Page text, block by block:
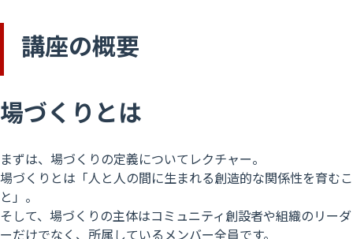
講座の概要
場づくりとは
まずは、場づくりの定義についてレクチャー。
場づくりとは「人と人の間に生まれる創造的な関係性を育むこ
と」。
そして、場づくりの主体はコミュニティ創設者や組織のリーダ
ーだけでなく、所属しているメンバー全員です。